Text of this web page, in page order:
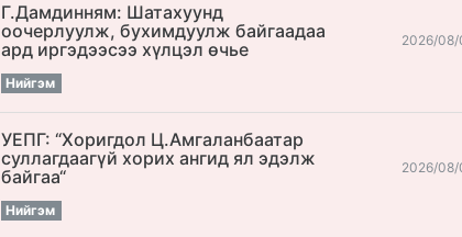
Г.Дамдинням: Шатахуунд
оочерлуулж, бухимдуулж байгаадаа
ард иргэдээсээ хүлцэл өчье
Нийгэм
2026/08/
УЕПГ: “Хоригдол Ц.Амгаланбаатар
cуллагдаагүй хорих ангид ял эдэлж
байгаа“
Нийгэм
2026/08/